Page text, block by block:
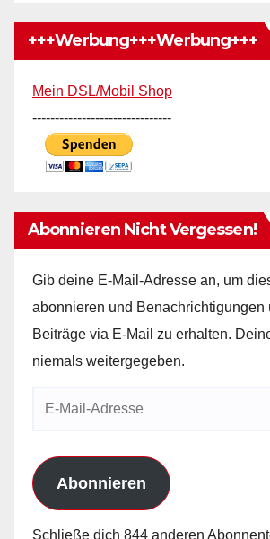
+++Werbung+++Werbung+++
Mein DSL/Mobil Shop
-------------------------------
Abonnieren Nicht Vergessen!
Gib deine E-Mail-Adresse an, um
abonnieren und Benachrichtigungen
Beiträge via E-Mail zu erhalten.
niemals weitergegeben.
Abonnieren
Schließe dich 844 anderen